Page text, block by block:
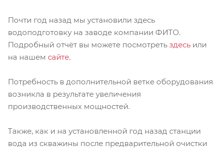
Почти год назад мы установили здесь
водоподготовку на заводе компании ФИТО.
Подробный отчёт вы можете посмотреть здесь или
на нашем сайте.
Потребность в дополнительной ветке оборудования
возникла в результате увеличения
производственных мощностей.
Также, как и на установленной год назад станции
вода из скважины после предварительной очистки